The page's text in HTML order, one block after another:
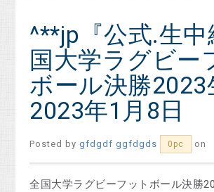
^**jp『公式.生中
国大学ラグビー
ボール決勝2023
2023年1月8日
Posted bygfdgdf ggfdgds 0pc on
全国大学ラグビーフットボール決勝